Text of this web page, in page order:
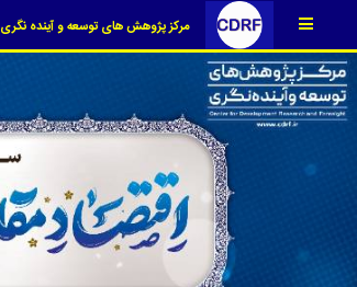
مرکز پژوهش های توسعه و آینده نگری